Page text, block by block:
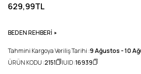
629,99TL
BEDEN REHBERİ
Tahmini Kargoya Veriliş Tarihi :9 Ağustos - 10
ÜRÜN KODU :2151 UID :16939